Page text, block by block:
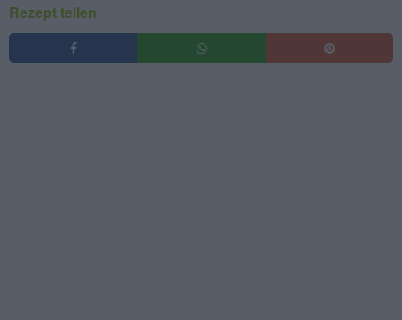
Rezept teilen